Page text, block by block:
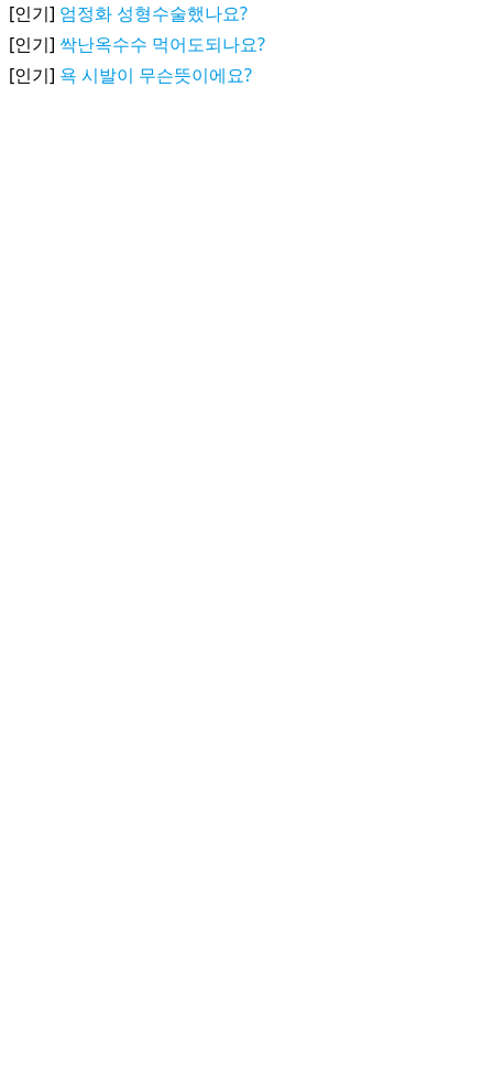
[인기] 엄정화 성형수술했나요?
[인기] 싹난옥수수 먹어도되나요?
[인기] 욕 시발이 무슨뜻이에요?